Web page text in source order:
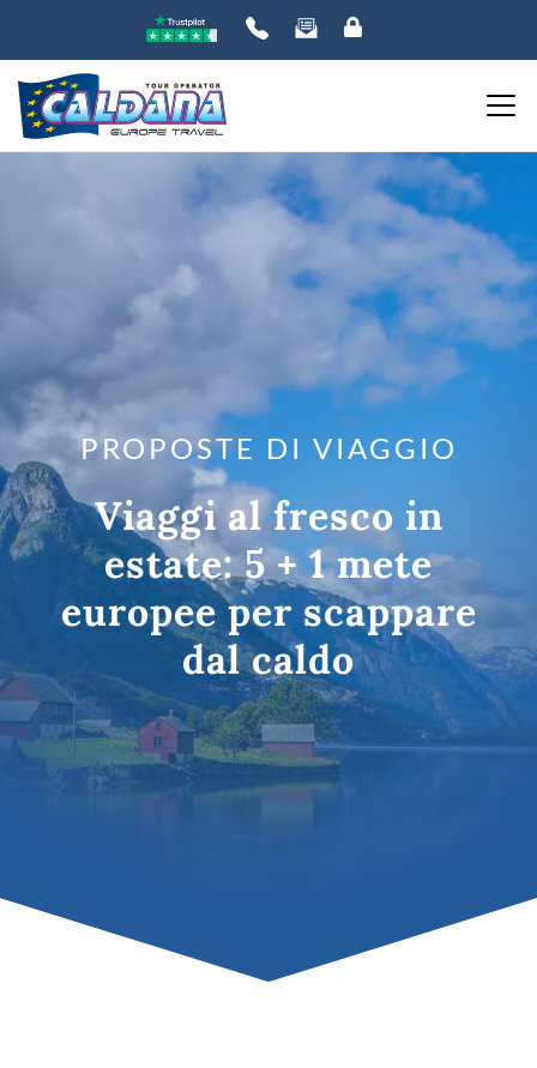
PROPOSTE DI VIAGGIO
Viaggi al fresco in
estate: 5 + 1 mete
europee per scappare
dal caldo